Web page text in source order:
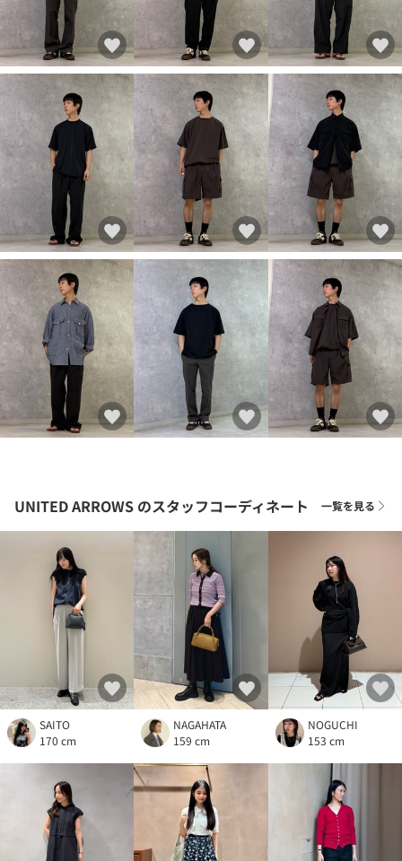
UNITED ARROWS のスタッフコーディネート 一覧を見る
SAITO
170 cm
NAGAHATA
159 cm
NOGUCHI
153 cm